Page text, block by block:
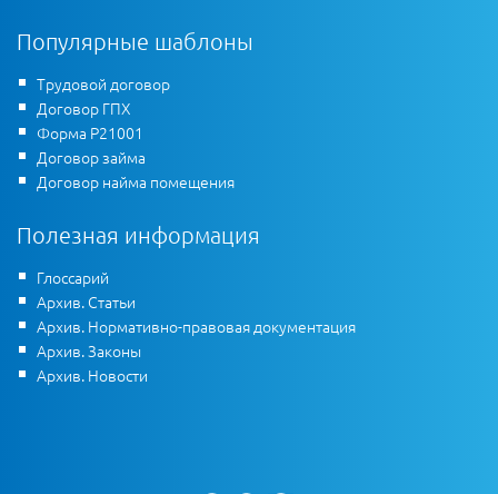
Популярные шаблоны
Трудовой договор
Договор ГПХ
Форма Р21001
Договор займа
Договор найма помещения
Полезная информация
Глоссарий
Архив. Статьи
Архив. Нормативно-правовая документация
Архив. Законы
Архив. Новости